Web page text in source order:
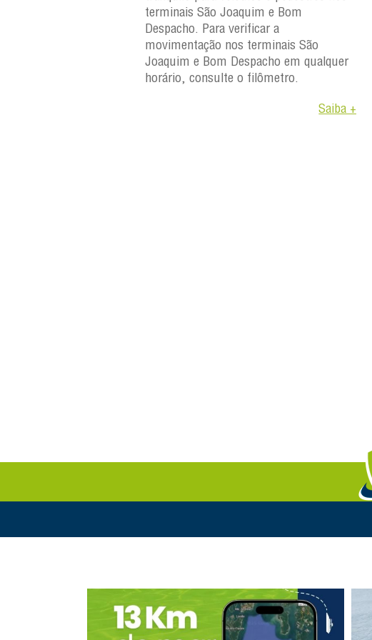
terminais São Joaquim e Bom
Despacho. Para verificar a
movimentação nos terminais São
Joaquim e Bom Despacho em qualquer
horário, consulte o filômetro.
Saiba +